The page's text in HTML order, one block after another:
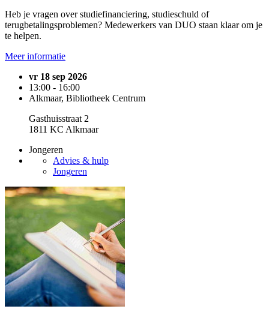
Heb je vragen over studiefinanciering, studieschuld of
terugbetalingsproblemen? Medewerkers van DUO staan klaar om je
te helpen.
Meer informatie
vr 18 sep 2026
13:00 - 16:00
Alkmaar, Bibliotheek Centrum
Gasthuisstraat 2
1811 KC Alkmaar
Jongeren
Advies & hulp
Jongeren